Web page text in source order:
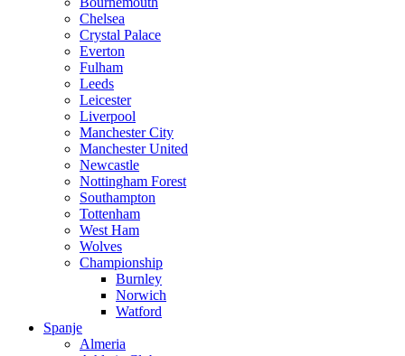
Chelsea
Crystal Palace
Everton
Fulham
Leeds
Leicester
Liverpool
Manchester City
Manchester United
Newcastle
Nottingham Forest
Southampton
Tottenham
West Ham
Wolves
Championship
Burnley
Norwich
Watford
Spanje
Almeria